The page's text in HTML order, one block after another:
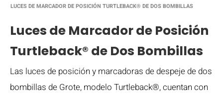
LUCES DE MARCADOR DE POSICIÓN TURTLEBACK® DE DOS BOMBILLAS
Luces de Marcador de Posición
Turtleback® de Dos Bombillas
Las luces de posición y marcadoras de despeje de dos
bombillas de Grote, modelo Turtleback®, cuentan con